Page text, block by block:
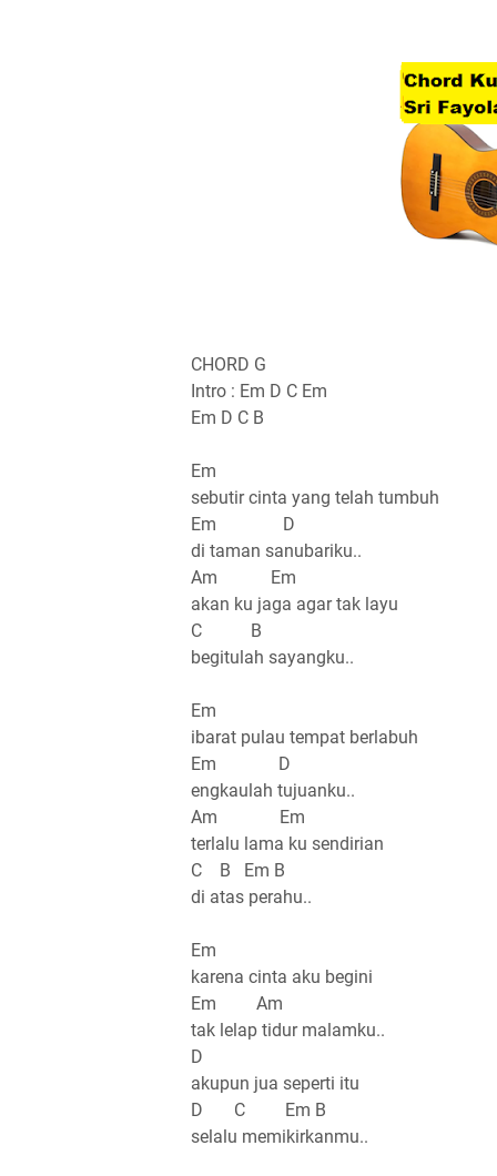
CHORD G
Intro : Em D C Em
Em D C B
Em
sebutir cinta yang telah tumbuh
Em D
di taman sanubariku..
Am Em
akan ku jaga agar tak layu
C B
begitulah sayangku..
Em
ibarat pulau tempat berlabuh
Em D
engkaulah tujuanku..
Am Em
terlalu lama ku sendirian
C B Em B
di atas perahu..
Em
karena cinta aku begini
Em Am
tak lelap tidur malamku..
D
akupun jua seperti itu
D C Em B
selalu memikirkanmu..